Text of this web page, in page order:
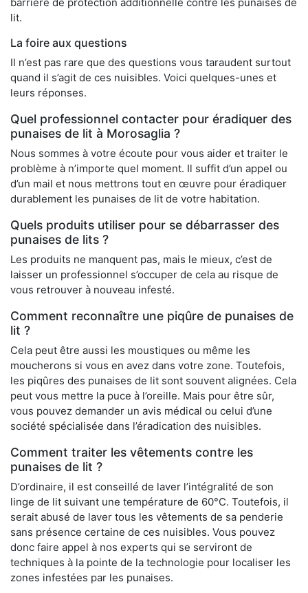
lit.
La foire aux questions
Il n’est pas rare que des questions vous taraudent surtout
quand il s’agit de ces nuisibles. Voici quelques-unes et
leurs réponses.
Quel professionnel contacter pour éradiquer des
punaises de lit à Morosaglia ?
Nous sommes à votre écoute pour vous aider et traiter le
problème à n’importe quel moment. Il suffit d’un appel ou
d’un mail et nous mettrons tout en œuvre pour éradiquer
durablement les punaises de lit de votre habitation.
Quels produits utiliser pour se débarrasser des
punaises de lits ?
Les produits ne manquent pas, mais le mieux, c’est de
laisser un professionnel s’occuper de cela au risque de
vous retrouver à nouveau infesté.
Comment reconnaître une piqûre de punaises de
lit ?
Cela peut être aussi les moustiques ou même les
moucherons si vous en avez dans votre zone. Toutefois,
les piqûres des punaises de lit sont souvent alignées. Cela
peut vous mettre la puce à l’oreille. Mais pour être sûr,
vous pouvez demander un avis médical ou celui d’une
société spécialisée dans l’éradication des nuisibles.
Comment traiter les vêtements contre les
punaises de lit ?
D’ordinaire, il est conseillé de laver l’intégralité de son
linge de lit suivant une température de 60°C. Toutefois, il
serait abusé de laver tous les vêtements de sa penderie
sans présence certaine de ces nuisibles. Vous pouvez
donc faire appel à nos experts qui se serviront de
techniques à la pointe de la technologie pour localiser les
zones infestées par les punaises.